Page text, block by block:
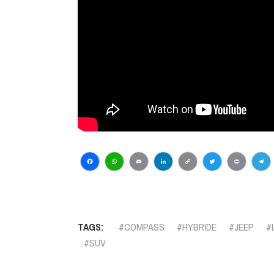
Facebook
WhatsApp
EmailLinkedIn
CopyTwitter
Print
TAGS: COMPASS HYBRIDE JEEP
SUV